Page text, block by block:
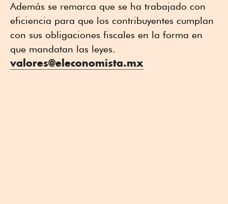
Además se remarca que se ha trabajado con
eficiencia para que los contribuyentes cumplan
con sus obligaciones fiscales en la forma en
que mandatan las leyes.
valores@eleconomista.mx